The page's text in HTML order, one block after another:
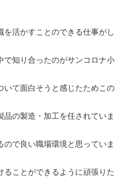
活かすことのできる仕事がし
で知り合ったのがサンコロナ小
いて面白そうと感じたためこの
の製造・加工を任されていま
で良い職場環境と思っていま
ことができるように頑張りた